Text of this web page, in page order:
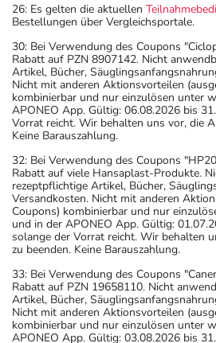
26: Es gelten die aktuellen
Bestellungen über Vergleichsportale.
30: Bei Verwendung des Coupons
Rabatt auf PZN 8907142. Nicht
Artikel, Bücher,
Nicht mit anderen Aktionsvorteilen
kombinierbar und nur einzulösen unter
APONEO App. Gültig: 06.08.2026 bis
Vorrat reicht. Wir behalten uns vor, die
Keine Barauszahlung.
32: Bei Verwendung des Coupons
Rabatt auf viele Hansaplast-Produkte.
rezeptpflichtige Artikel, Bücher,
Versandkosten. Nicht mit anderen
Coupons) kombinierbar und nur
und in der APONEO App. Gültig:
solange der Vorrat reicht. Wir behalten
zu beenden. Keine Barauszahlung.
33: Bei Verwendung des Coupons
Rabatt auf PZN 19658110. Nicht
Artikel, Bücher,
Nicht mit anderen Aktionsvorteilen
kombinierbar und nur einzulösen unter
APONEO App. Gültig: 03.08.2026 bis